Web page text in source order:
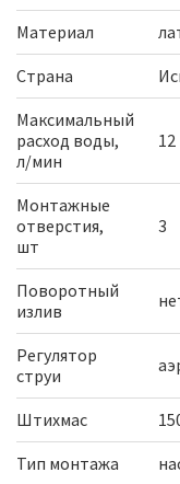
Материал
Страна
Максимальный
расход воды,
л/мин
12
Монтажные
отверстия,
шт
3
Поворотный
излив
Регулятор
струи
Штихмас
Тип монтажа